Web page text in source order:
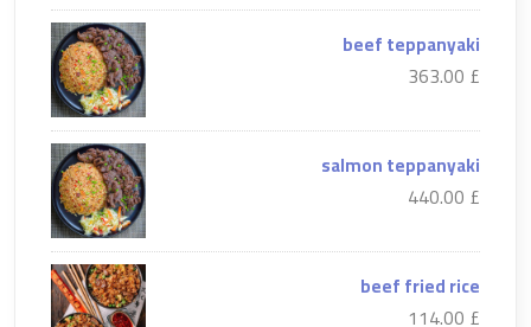
beef teppanyaki
£ 363.00
salmon teppanyaki
£ 440.00
beef fried rice
£ 114.00